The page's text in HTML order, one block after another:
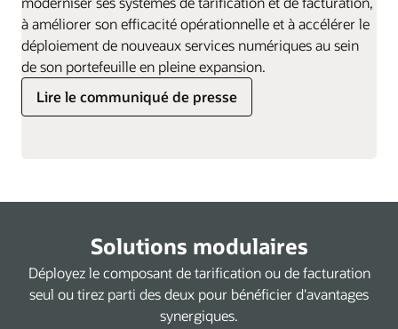
à améliorer son efficacité opérationnelle et à accélérer le
déploiement de nouveaux services numériques au sein
de son portefeuille en pleine expansion.
Lire le communiqué de presse
Solutions modulaires
Déployez le composant de tarification ou de facturation
seul ou tirez parti des deux pour bénéficier d'avantages
synergiques.